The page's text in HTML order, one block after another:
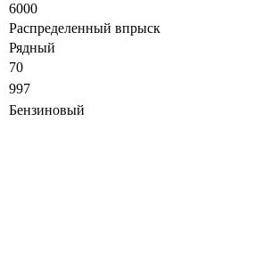
6000
Распределенный впрыск
Рядный
70
997
Бензиновый